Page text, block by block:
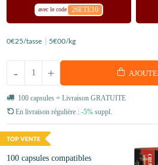
avec le code 26ETE10
0€25/tasse 5€00/kg
+
-
100 capsules = Livraison GRATUITE
En livraison régulière : -5% suppl.
100 capsules compatibles